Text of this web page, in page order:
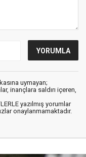
uymayan;
inançlara saldırı içeren,
yazılmış yorumlar
onaylanmamaktadır.